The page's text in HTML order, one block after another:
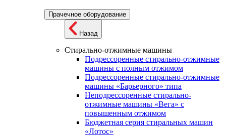
Прачечное оборудование
Назад
Стирально-отжимные машины
Подрессоренные стирально-отжимные
машины с полным отжимом
Подрессоренные стирально-отжимные
машины «Барьерного» типа
Неподрессоренные стирально-
отжимные машины «Вега» с
повышенным отжимом
Бюджетная серия стиральных машин
«Лотос»